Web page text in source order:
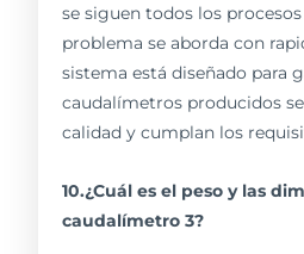
se siguen todos los
problema se aborda con
sistema está diseñado para
caudalímetros producidos
calidad y cumplan los
10.¿Cuál es el peso y las
caudalímetro 3?